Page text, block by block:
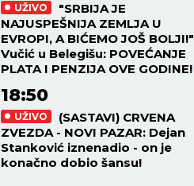
UŽIVO
"SRBIJA JE
NAJUSPEŠNIJA ZEMLJA U
EVROPI, A BIĆEMO JOŠ BOLJI!"
Vučić u Belegišu: POVEĆANJE
PLATA I PENZIJA OVE GODINE!
18:50
UŽIVO
(SASTAVI) CRVENA
ZVEZDA - NOVI PAZAR: Dejan
Stanković iznenadio - on je
konačno dobio šansu!